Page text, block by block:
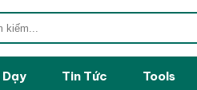
Tin Tức Tools